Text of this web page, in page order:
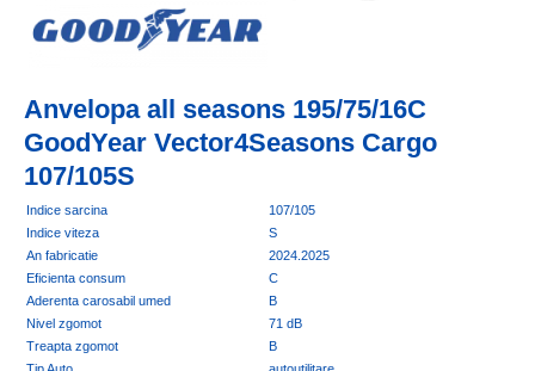
Anvelopa all seasons 195/75/16C
GoodYear Vector4Seasons Cargo
107/105S
Indice sarcina
107/105
Indice viteza
S
An fabricatie
2024.2025
Eficienta consum
C
Aderenta carosabil umed
B
Nivel zgomot
71 dB
Treapta zgomot
B